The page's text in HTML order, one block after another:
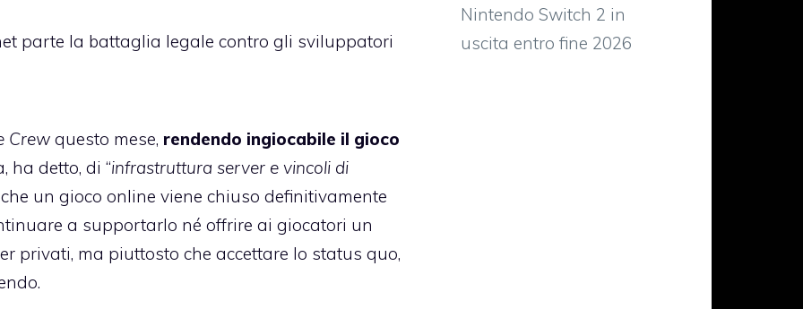
parte la battaglia legale contro gli sviluppatori
Crew questo mese, rendendo ingiocabile il gioco
ha detto, di “infrastruttura server e vincoli di
un gioco online viene chiuso definitivamente
a supportarlo né offrire ai giocatori un
privati, ma piuttosto che accettare lo status quo,
Nintendo Switch 2 in
uscita entro fine 2026